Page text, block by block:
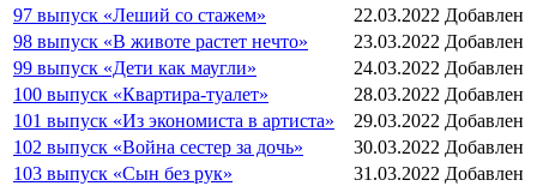
97 выпуск «Леший со стажем»
22.03.2022 Добавлен
98 выпуск «В животе растет нечто»
23.03.2022 Добавлен
99 выпуск «Дети как маугли»
24.03.2022 Добавлен
100 выпуск «Квартира-туалет»
28.03.2022 Добавлен
101 выпуск «Из экономиста в артиста»
29.03.2022 Добавлен
102 выпуск «Война сестер за дочь»
30.03.2022 Добавлен
103 выпуск «Сын без рук»
31.03.2022 Добавлен